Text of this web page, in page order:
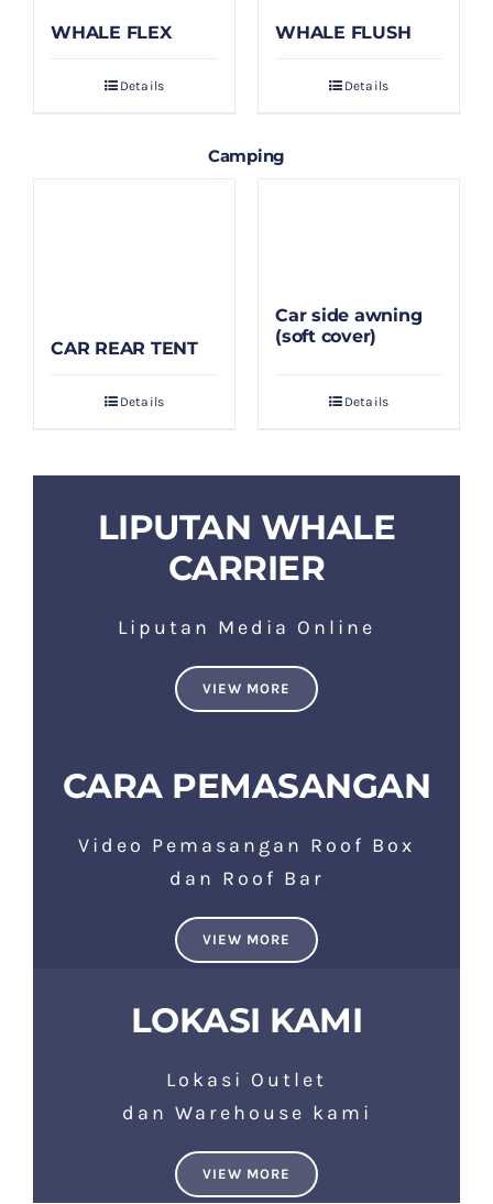
WHALE FLEX
Details
WHALE FLUSH
Details
Camping
CAR REAR TENT
Details
Car side awning
(soft cover)
Details
LIPUTAN WHALE
CARRIER
Liputan Media Online
VIEW MORE
CARA PEMASANGAN
Video Pemasangan Roof Box
dan Roof Bar
VIEW MORE
LOKASI KAMI
Lokasi Outlet
dan Warehouse kami
VIEW MORE